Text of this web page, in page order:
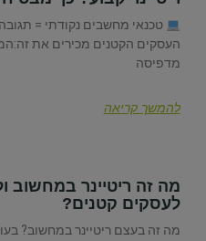
טכנאי מחשבים נקודתי =
העסקים הקטנים מכירים את
מדפיסה
להמשך קריאה
מה זה ריטיינר
לעסקים קטנים?
מה זה בעצם ריטיינר במחשוב?